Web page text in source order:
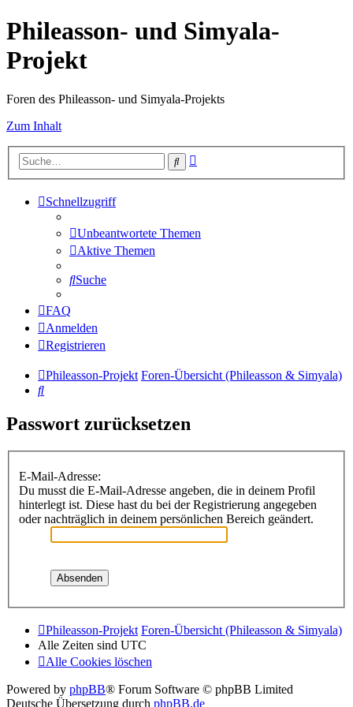
Phileasson- und Simyala-
Projekt
Foren des Phileasson- und Simyala-Projekts
Zum Inhalt
Suche
Schnellzugriff
Unbeantwortete Themen
Aktive Themen
Suche
FAQ
Anmelden
Registrieren
Phileasson-Projekt Foren-Übersicht (Phileasson & Simyala)
Suche
Passwort zurücksetzen
E-Mail-Adresse:
Du musst die E-Mail-Adresse angeben, die in deinem Profil
hinterlegt ist. Diese hast du bei der Registrierung angegeben
oder nachträglich in deinem persönlichen Bereich geändert.
Phileasson-Projekt Foren-Übersicht (Phileasson & Simyala)
Alle Zeiten sind UTC
Alle Cookies löschen
Powered by phpBB® Forum Software © phpBB Limited
Deutsche Übersetzung durch phpBB.de